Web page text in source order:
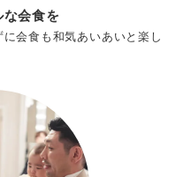
会食を
会食も和気あいあいと楽し